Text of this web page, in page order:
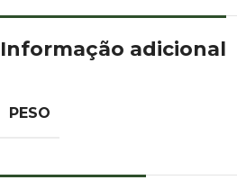
Informação adicional
PESO